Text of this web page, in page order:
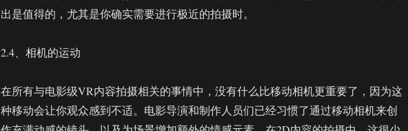
出是值得的，尤其是你确实需要进行极近的拍摄时。
2.4、相机的运动
在所有与电影级VR内容拍摄相关的事情中，没有什么比移动相机更重要了，因为这
种移动会让你观众感到不适。电影导演和制作人员们已经习惯了通过移动相机来创